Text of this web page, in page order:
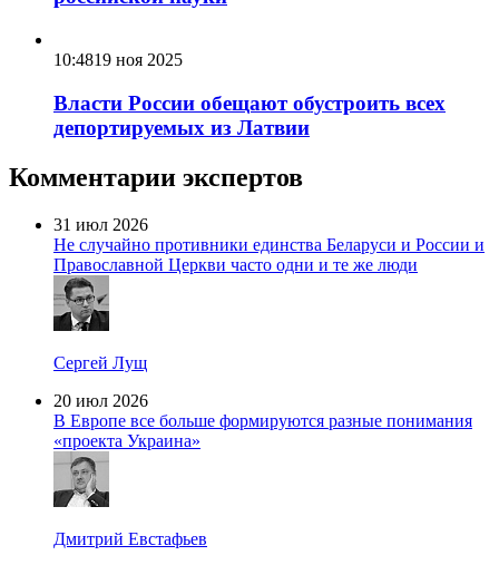
10:4819 ноя 2025
Власти России обещают обустроить всех
депортируемых из Латвии
Комментарии экспертов
31 июл 2026
Не случайно противники единства Беларуси и России и
Православной Церкви часто одни и те же люди
Сергей Лущ
20 июл 2026
В Европе все больше формируются разные понимания
«проекта Украина»
Дмитрий Евстафьев